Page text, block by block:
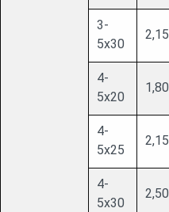
3-
5х30
2,15
4-
5х20
1,80
4-
5х25
2,15
4-
5х30
2,50